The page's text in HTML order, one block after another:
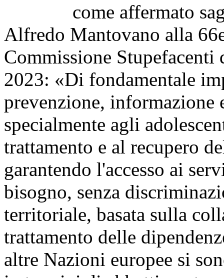
come affermato
Alfredo Mantovano alla
Commissione
2023: «Di fondamentale
prevenzione, informazione
specialmente agli
trattamento e al recupero
garantendo l'accesso ai
bisogno, senza
territoriale, basata sulla
trattamento delle
altre Nazioni europee si